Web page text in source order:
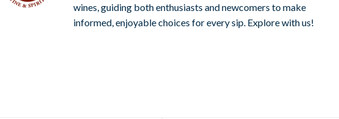
wines, guiding both enthusiasts and newcomers to make
informed, enjoyable choices for every sip. Explore with us!